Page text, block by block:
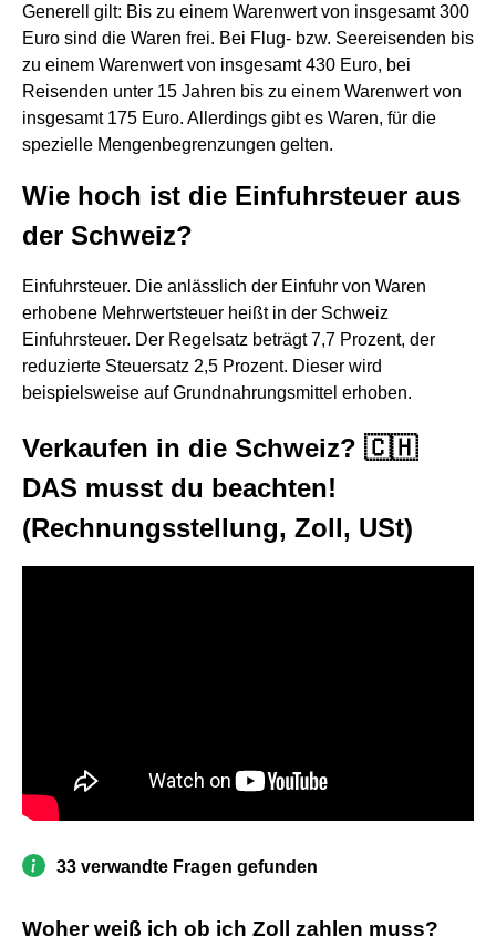
Generell gilt: Bis zu einem Warenwert von insgesamt 300
Euro sind die Waren frei. Bei Flug- bzw. Seereisenden bis
zu einem Warenwert von insgesamt 430 Euro, bei
Reisenden unter 15 Jahren bis zu einem Warenwert von
insgesamt 175 Euro. Allerdings gibt es Waren, für die
spezielle Mengenbegrenzungen gelten.
Wie hoch ist die Einfuhrsteuer aus
der Schweiz?
Einfuhrsteuer. Die anlässlich der Einfuhr von Waren
erhobene Mehrwertsteuer heißt in der Schweiz
Einfuhrsteuer. Der Regelsatz beträgt 7,7 Prozent, der
reduzierte Steuersatz 2,5 Prozent. Dieser wird
beispielsweise auf Grundnahrungsmittel erhoben.
Verkaufen in die Schweiz? 🇨🇭
DAS musst du beachten!
(Rechnungsstellung, Zoll, USt)
33 verwandte Fragen gefunden
Woher weiß ich ob ich Zoll zahlen muss?